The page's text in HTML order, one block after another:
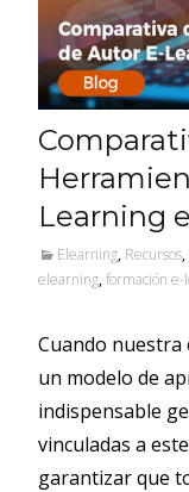
Learning
Elearning, Recursos,
elearning,formación
Cuando nuestra
un modelo de
indispensable
vinculadas a
garantizar que